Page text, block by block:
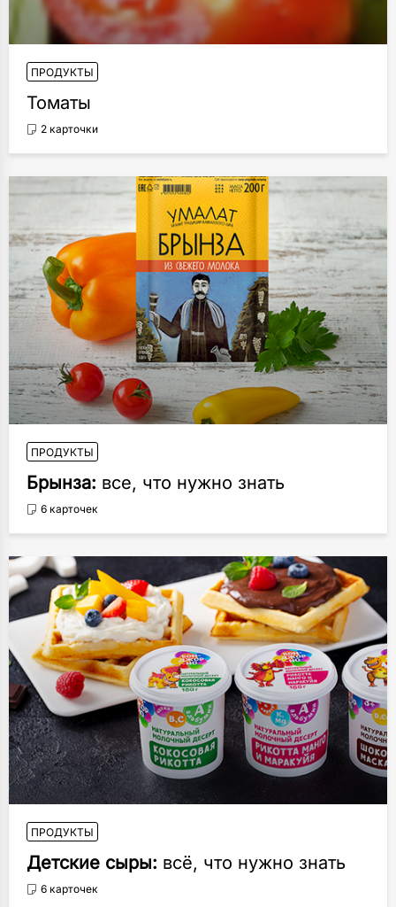
ПРОДУКТЫ
Томаты
2 карточки
ПРОДУКТЫ
Брынза: все, что нужно знать
6 карточек
ПРОДУКТЫ
Детские сыры: всё, что нужно знать
6 карточек